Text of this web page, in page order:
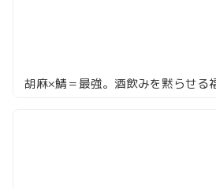
胡麻×鯖＝最強。酒飲みを黙らせる